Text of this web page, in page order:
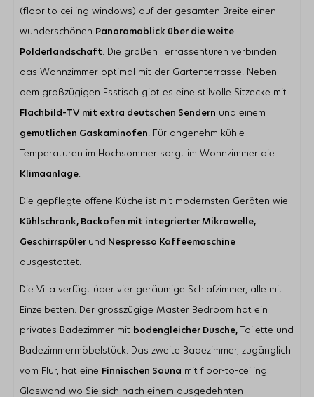
Dusche
Doppelwaschbecken
Außenbereich
Parkplatz direkt am Haus
Abstellraum für Fahrräder
Terrasse
Terrassendielen
Kühlschrank
Nespresso Kaffeemachine
Kombi-Mikrowelle
Geschirrspülmaschine
Lage
Garten in Südlage
Freie Sicht über die Polderlandschaft
Schlafzimmer
Anzahl Einzelbetten: 8
(floor to ceiling windows) auf der gesamten Breite einen
wunderschönen Panoramablick über die weite
Polderlandschaft. Die großen Terrassentüren verbinden
das Wohnzimmer optimal mit der Gartenterrasse. Neben
dem großzügigen Esstisch gibt es eine stilvolle Sitzecke mit
Flachbild-TV mit extra deutschen Sendern und einem
gemütlichen Gaskaminofen. Für angenehm kühle
Temperaturen im Hochsommer sorgt im Wohnzimmer die
Klimaanlage.
Die gepflegte offene Küche ist mit modernsten Geräten wie
Kühlschrank, Backofen mit integrierter Mikrowelle,
Geschirrspüler und Nespresso Kaffeemaschine
ausgestattet.
Die Villa verfügt über vier geräumige Schlafzimmer, alle mit
Einzelbetten. Der grosszügige Master Bedroom hat ein
privates Badezimmer mit bodengleicher Dusche, Toilette und
Badezimmermöbelstück. Das zweite Badezimmer, zugänglich
vom Flur, hat eine Finnischen Sauna mit floor-to-ceiling
Glaswand wo Sie sich nach einem ausgedehnten